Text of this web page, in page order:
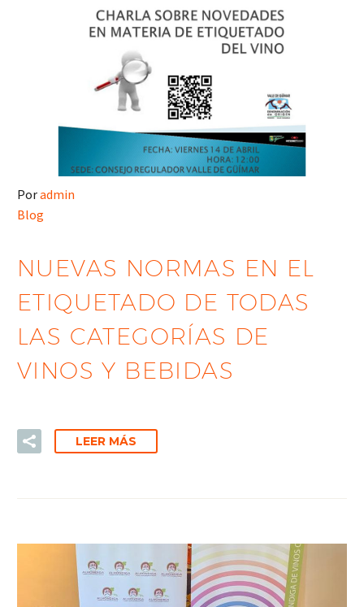
Poradmin
Blog
NUEVAS NORMAS EN EL
ETIQUETADO DE TODAS
LAS CATEGORÍAS DE
VINOS Y BEBIDAS
LEER MÁS